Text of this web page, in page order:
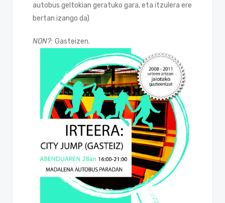
autobus geltokian geratuko gara, eta itzulera ere
bertan izango da)
NON?: Gasteizen.